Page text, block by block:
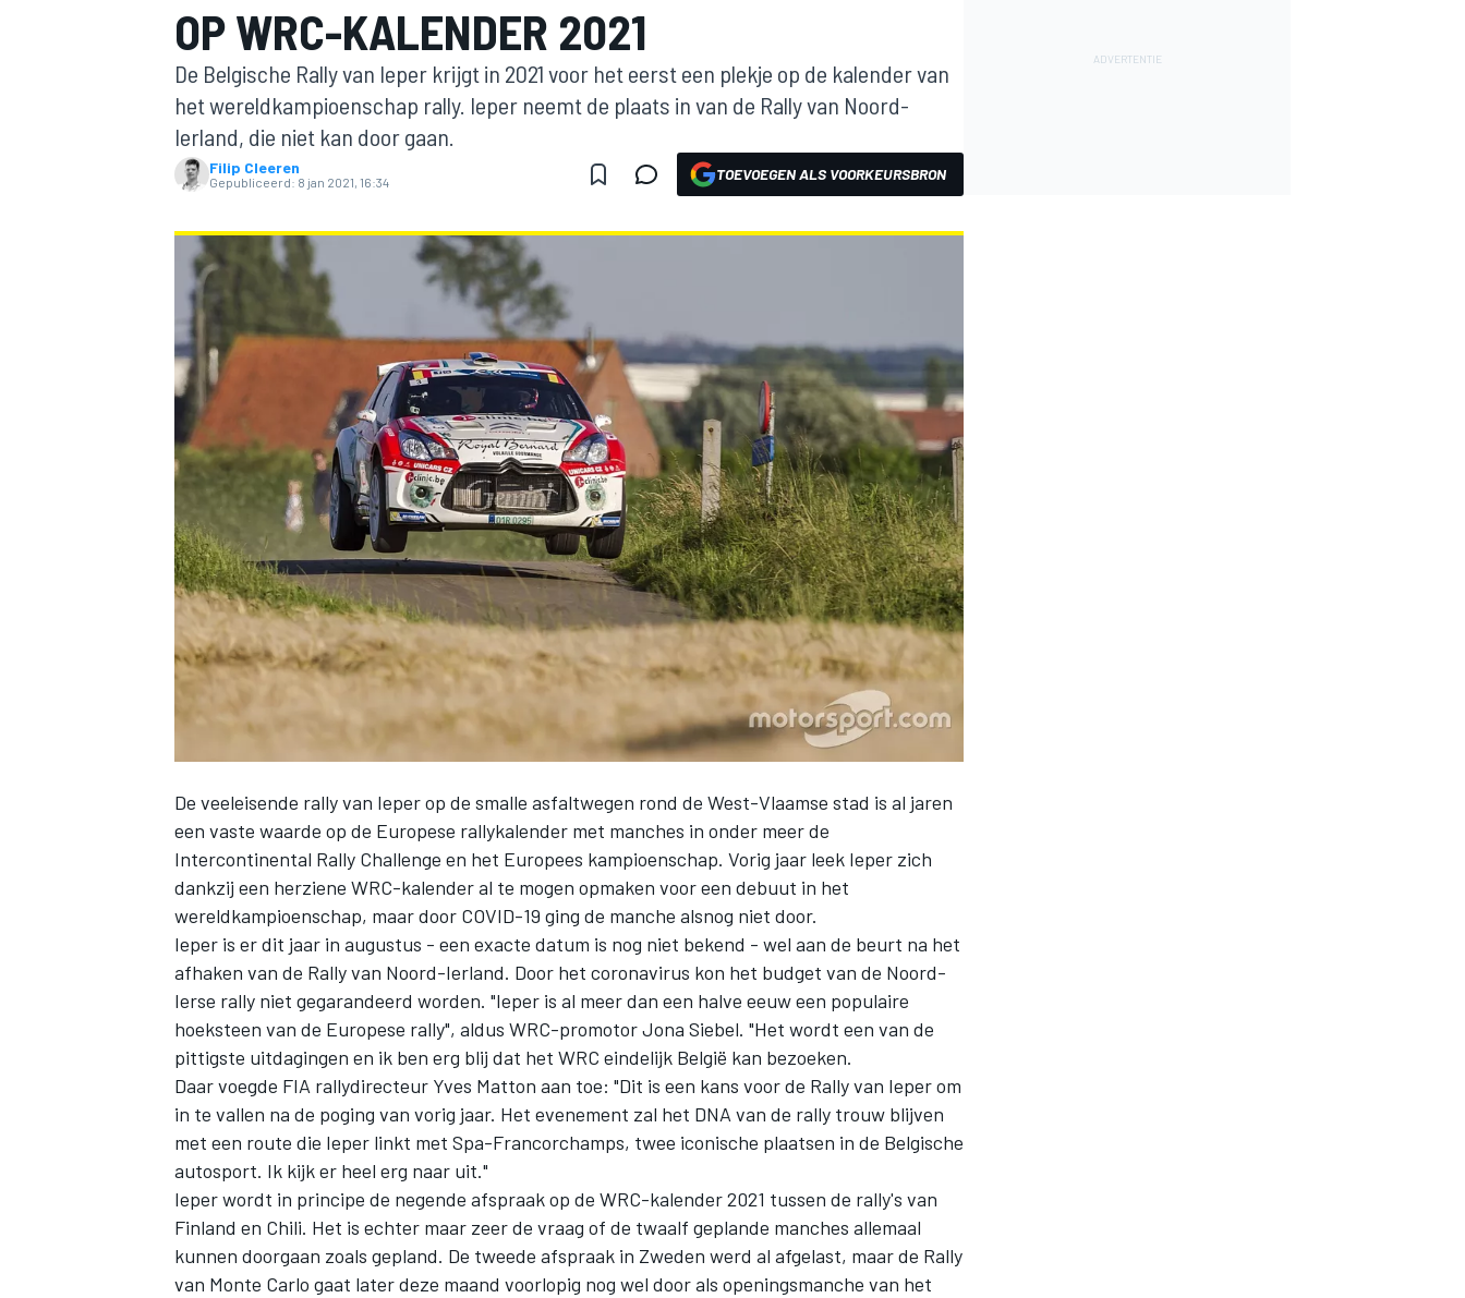
MOTOGP
INDYCAR
WEC DTM
OP WRC-KALENDER 2021
De Belgische Rally van Ieper krijgt in 2021 voor het eerst een plekje op de kalender van
het wereldkampioenschap rally. Ieper neemt de plaats in van de Rally van Noord-
Ierland, die niet kan door gaan.
Filip Cleeren
Gepubliceerd: 8 jan 2021, 16:34 TOEVOEGEN ALS VOORKEURSBRON
De veeleisende rally van Ieper op de smalle asfaltwegen rond de West-Vlaamse stad is al jaren
een vaste waarde op de Europese rallykalender met manches in onder meer de
Intercontinental Rally Challenge en het Europees kampioenschap. Vorig jaar leek Ieper zich
dankzij een herziene WRC-kalender al te mogen opmaken voor een debuut in het
wereldkampioenschap, maar door COVID-19 ging de manche alsnog niet door.
Ieper is er dit jaar in augustus - een exacte datum is nog niet bekend - wel aan de beurt na het
afhaken van de Rally van Noord-Ierland. Door het coronavirus kon het budget van de Noord-
Ierse rally niet gegarandeerd worden. "Ieper is al meer dan een halve eeuw een populaire
hoeksteen van de Europese rally", aldus WRC-promotor Jona Siebel. "Het wordt een van de
pittigste uitdagingen en ik ben erg blij dat het WRC eindelijk België kan bezoeken.
Daar voegde FIA rallydirecteur Yves Matton aan toe: "Dit is een kans voor de Rally van Ieper om
in te vallen na de poging van vorig jaar. Het evenement zal het DNA van de rally trouw blijven
met een route die Ieper linkt met Spa-Francorchamps, twee iconische plaatsen in de Belgische
autosport. Ik kijk er heel erg naar uit."
Ieper wordt in principe de negende afspraak op de WRC-kalender 2021 tussen de rally's van
Finland en Chili. Het is echter maar zeer de vraag of de twaalf geplande manches allemaal
kunnen doorgaan zoals gepland. De tweede afspraak in Zweden werd al afgelast, maar de Rally
van Monte Carlo gaat later deze maand voorlopig nog wel door als openingsmanche van het